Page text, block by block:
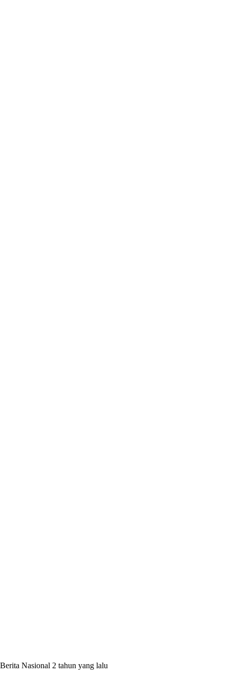
Berita Nasional 2 tahun yang lalu